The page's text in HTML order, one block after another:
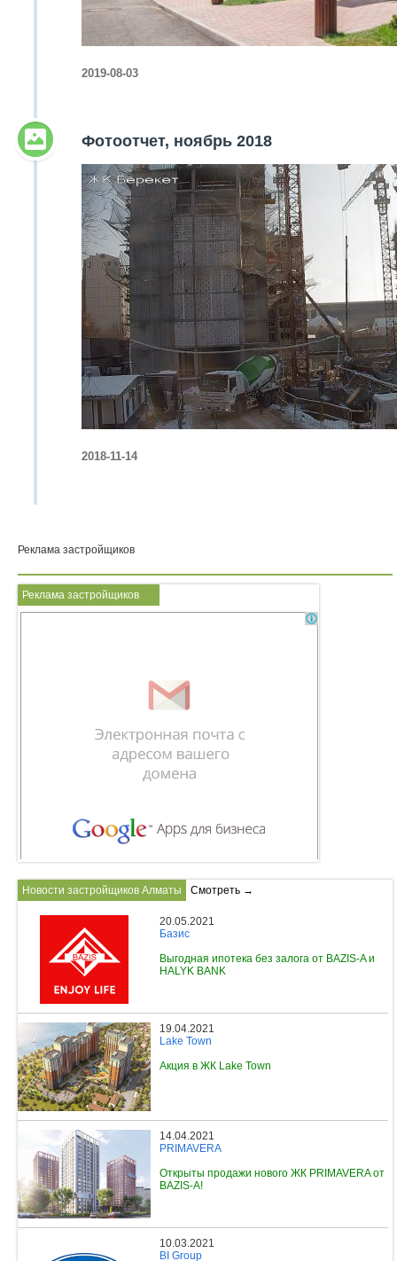
2019-08-03
Фотоотчет, ноябрь 2018
2018-11-14
Реклама застройщиков
Реклама застройщиков
Новости застройщиков Алматы Смотреть →
20.05.2021
Базис
Выгодная ипотека без залога от BAZIS-A и
HALYK BANK
19.04.2021
Lake Town
Акция в ЖК Lake Town
14.04.2021
PRIMAVERA
Открыты продажи нового ЖК PRIMAVERA от
BAZIS-A!
10.03.2021
BI Group